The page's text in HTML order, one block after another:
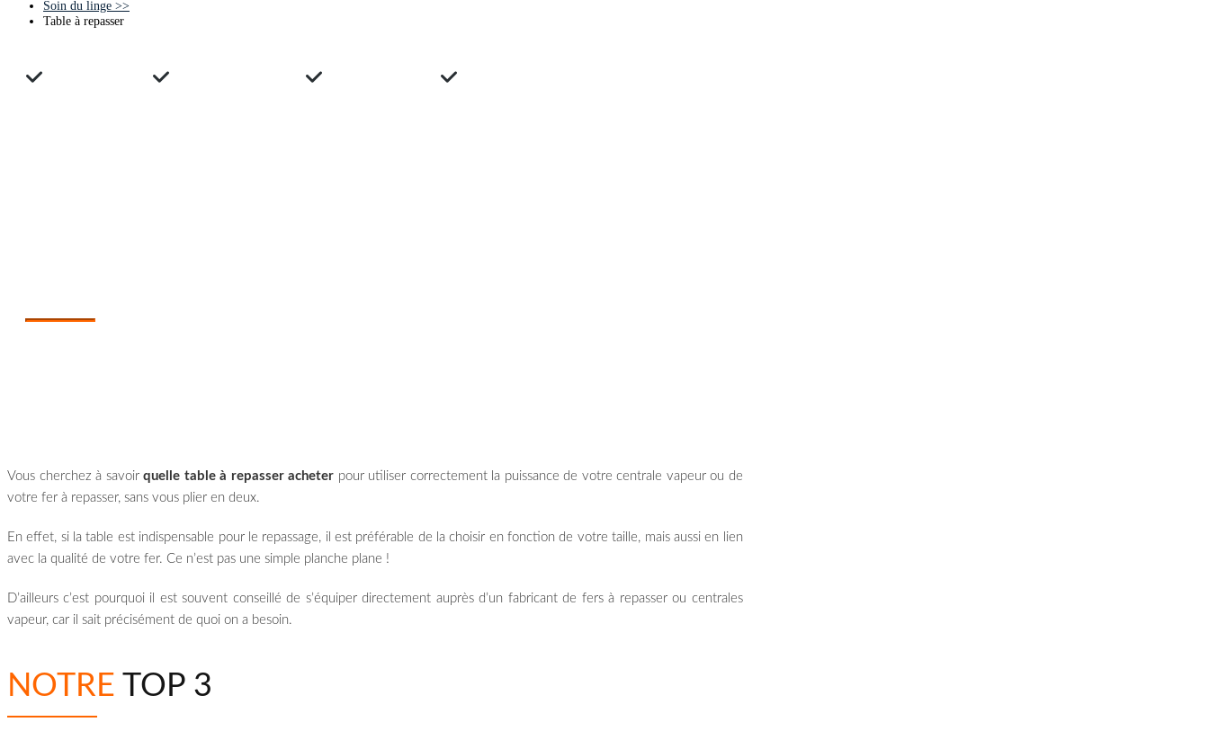
Soin du linge >>
Table à repasser
Vous cherchez à savoirquelle table à repasser acheter pour utiliser correctement la puissance de votre centrale vapeur ou de
votre fer à repasser, sans vous plier en deux.
En effet, si la table est indispensable pour le repassage, il est préférable de la choisir en fonction de votre taille, mais aussi en lien
avec la qualité de votre fer. Ce n’est pas une simple planche plane !
D’ailleurs c’est pourquoi il est souvent conseillé de s’équiper directement auprès d’un fabricant de fers à repasser ou centrales
vapeur, car il sait précisément de quoi on a besoin.
NOTRE TOP 3